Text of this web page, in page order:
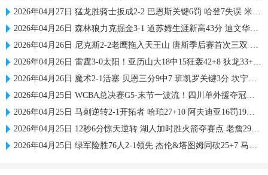
2026年04月27日 猛龙胜骑士扳成2-2 巴恩斯关键6罚 哈登7失误 米切尔24中6
2026年04月26日 森林狼力克掘金3-1 道苏姆生涯新高43分 迪文华子伤退 约基奇驱逐
2026年04月26日 尼克斯2-2老鹰拖入天王山 唐斯季后赛首次三双 库明加10中3
2026年04月26日 雷霆3-0太阳！亚历山大18中15狂轰42+8 狄龙33+7 布克16中6
2026年04月26日 魔术2-1活塞 贝恩三分9中7 班凯罗关键3分 坎宁安23中8+9失误
2026年04月25日 WCBA总决赛G5-末节一波流！四川单外援夺冠！李缘FMVP！
2026年04月25日 马刺逆转2-1开拓者 哈珀27+10 阿夫迪亚16罚19分 文班缺阵
2026年04月25日 12秒6分惊天逆转 湖人加时胜火箭夺赛点 老詹29+13 申京33+16
2026年04月25日 绿军险胜76人2-1领先 杰伦&塔图姆同砍25+7 马克西31投31分